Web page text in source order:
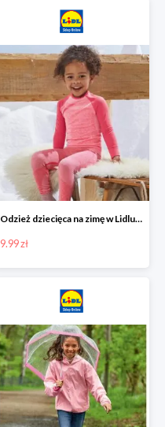
Odzież dziecięca na zimę w Lidlu Online od 9,99 zł
9.99 zł